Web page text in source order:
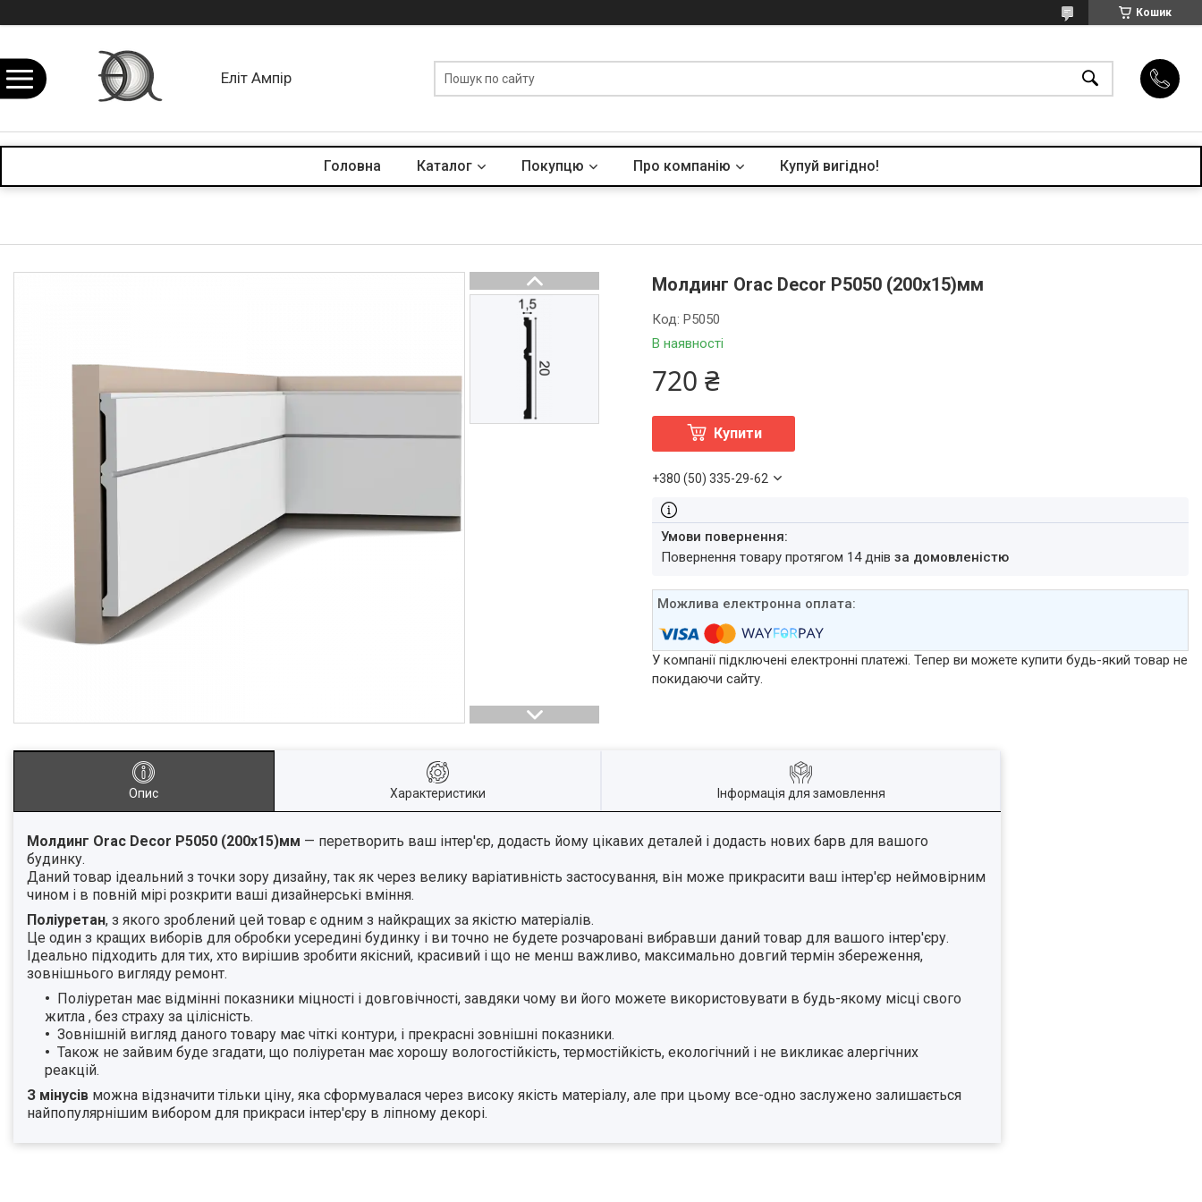
Кошик
Еліт Ампір
Головна Каталог Покупцю Про компанію Купуй вигідно!
Молдинг Orac Decor P5050 (200x15)мм
В наявності
Код:P5050
720 ₴
Купити
+380 (50) 335-29-62
повернення товару протягом 14 днівза домовленістю
У компанії підключені електронні платежі. Тепер ви можете купити будь-який товар не
покидаючи сайту.
Опис Характеристики Інформація для замовлення
Молдинг Orac Decor P5050 (200x15)мм — перетворить ваш інтер'єр, додасть йому цікавих деталей і додасть нових барв для вашого
будинку.
Даний товар ідеальний з точки зору дизайну, так як через велику варіативність застосування, він може прикрасити ваш інтер'єр неймовірним
чином і в повній мірі розкрити ваші дизайнерські вміння.
Поліуретан, з якого зроблений цей товар є одним з найкращих за якістю матеріалів.
Це один з кращих виборів для обробки усередині будинку і ви точно не будете розчаровані вибравши даний товар для вашого інтер'єру.
Ідеально підходить для тих, хто вирішив зробити якісний, красивий і що не менш важливо, максимально довгий термін збереження,
зовнішнього вигляду ремонт.
Поліуретан має відмінні показники міцності і довговічності, завдяки чому ви його можете використовувати в будь-якому місці свого
житла , без страху за цілісність.
Зовнішній вигляд даного товару має чіткі контури, і прекрасні зовнішні показники.
Також не зайвим буде згадати, що поліуретан має хорошу вологостійкість, термостійкість, екологічний і не викликає алергічних
реакцій.
З мінусів можна відзначити тільки ціну, яка сформувалася через високу якість матеріалу, але при цьому все-одно заслужено залишається
найпопулярнішим вибором для прикраси інтер'єру в ліпному декорі.